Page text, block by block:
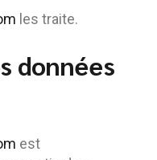
les traite.
données
est